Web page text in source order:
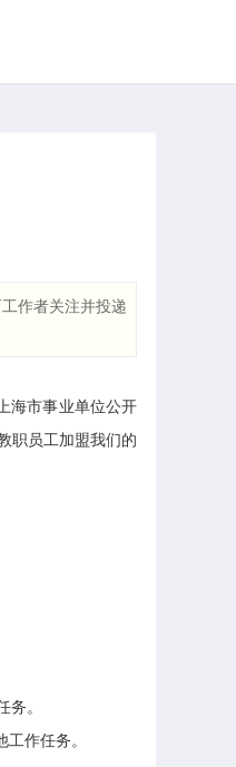
作者关注并投递
海市事业单位公开
职员工加盟我们的
。
作任务。